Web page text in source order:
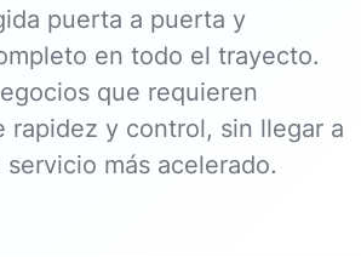
puerta a puerta y
en todo el trayecto.
que requieren
rapidez y control, sin llegar a
más acelerado.